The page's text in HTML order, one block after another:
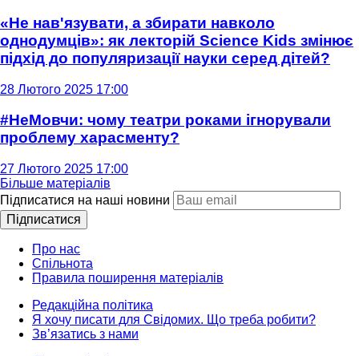
«Не нав'язувати, а збирати навколо
однодумців»: як лекторій Science Kids змінює
підхід до популяризації науки серед дітей?
28 Лютого 2025 17:00
#НеМовчи: чому театри роками ігнорували
проблему харасменту?
27 Лютого 2025 17:00
Більше матеріалів
Підписатися на наші новини
Підписатися
Про нас
Спільнота
Правила поширення матеріалів
Редакційна політика
Я хочу писати для Свідомих. Що треба робити?
Зв’язатись з нами